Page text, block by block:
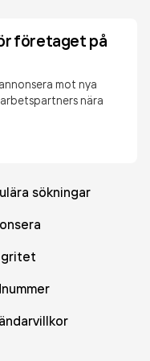
företaget på
mot nya
nära
sökningar